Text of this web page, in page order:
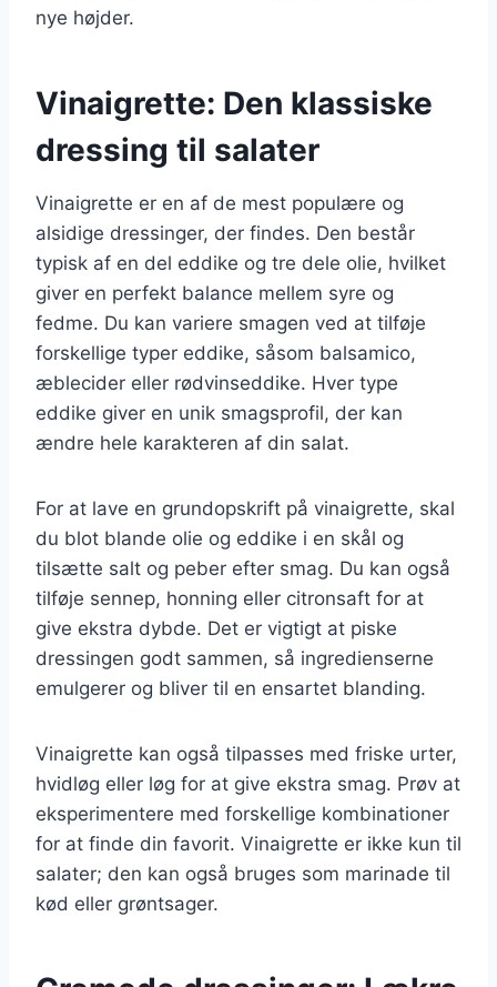
nye højder.
Vinaigrette: Den klassiske
dressing til salater
Vinaigrette er en af de mest populære og
alsidige dressinger, der findes. Den består
typisk af en del eddike og tre dele olie, hvilket
giver en perfekt balance mellem syre og
fedme. Du kan variere smagen ved at tilføje
forskellige typer eddike, såsom balsamico,
æblecider eller rødvinseddike. Hver type
eddike giver en unik smagsprofil, der kan
ændre hele karakteren af din salat.
For at lave en grundopskrift på vinaigrette, skal
du blot blande olie og eddike i en skål og
tilsætte salt og peber efter smag. Du kan også
tilføje sennep, honning eller citronsaft for at
give ekstra dybde. Det er vigtigt at piske
dressingen godt sammen, så ingredienserne
emulgerer og bliver til en ensartet blanding.
Vinaigrette kan også tilpasses med friske urter,
hvidløg eller løg for at give ekstra smag. Prøv at
eksperimentere med forskellige kombinationer
for at finde din favorit. Vinaigrette er ikke kun til
salater; den kan også bruges som marinade til
kød eller grøntsager.